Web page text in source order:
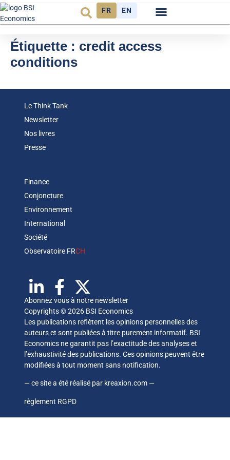
FR EN
Étiquette : credit access
conditions
Le Think Tank
Newsletter
Nos livres
Presse
Finance
Conjoncture
Environnement
International
Société
Observatoire FRCH
Abonnez vous à notre newsletter
Copyrights © 2026 BSI Economics
Les publications reflètent les opinions personnelles des
auteurs et sont publiées à titre purement informatif. BSI
Economics ne garantit pas l’exactitude des analyses et
l’exhaustivité des publications. Ces opinions peuvent être
modifiées à tout moment sans notification.
— ce site a été réalisé par kreaxion.com —
règlement RGPD